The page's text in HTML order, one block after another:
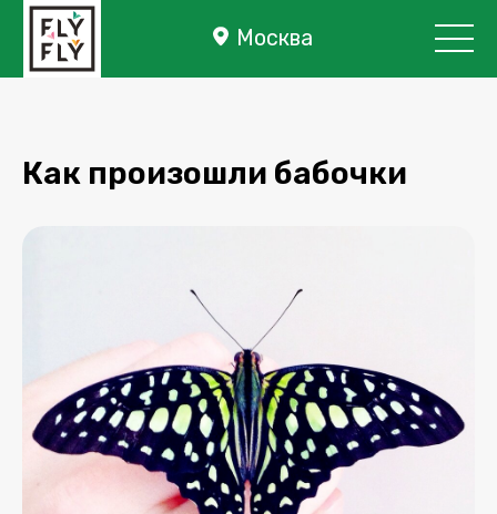
Москва
Как произошли бабочки